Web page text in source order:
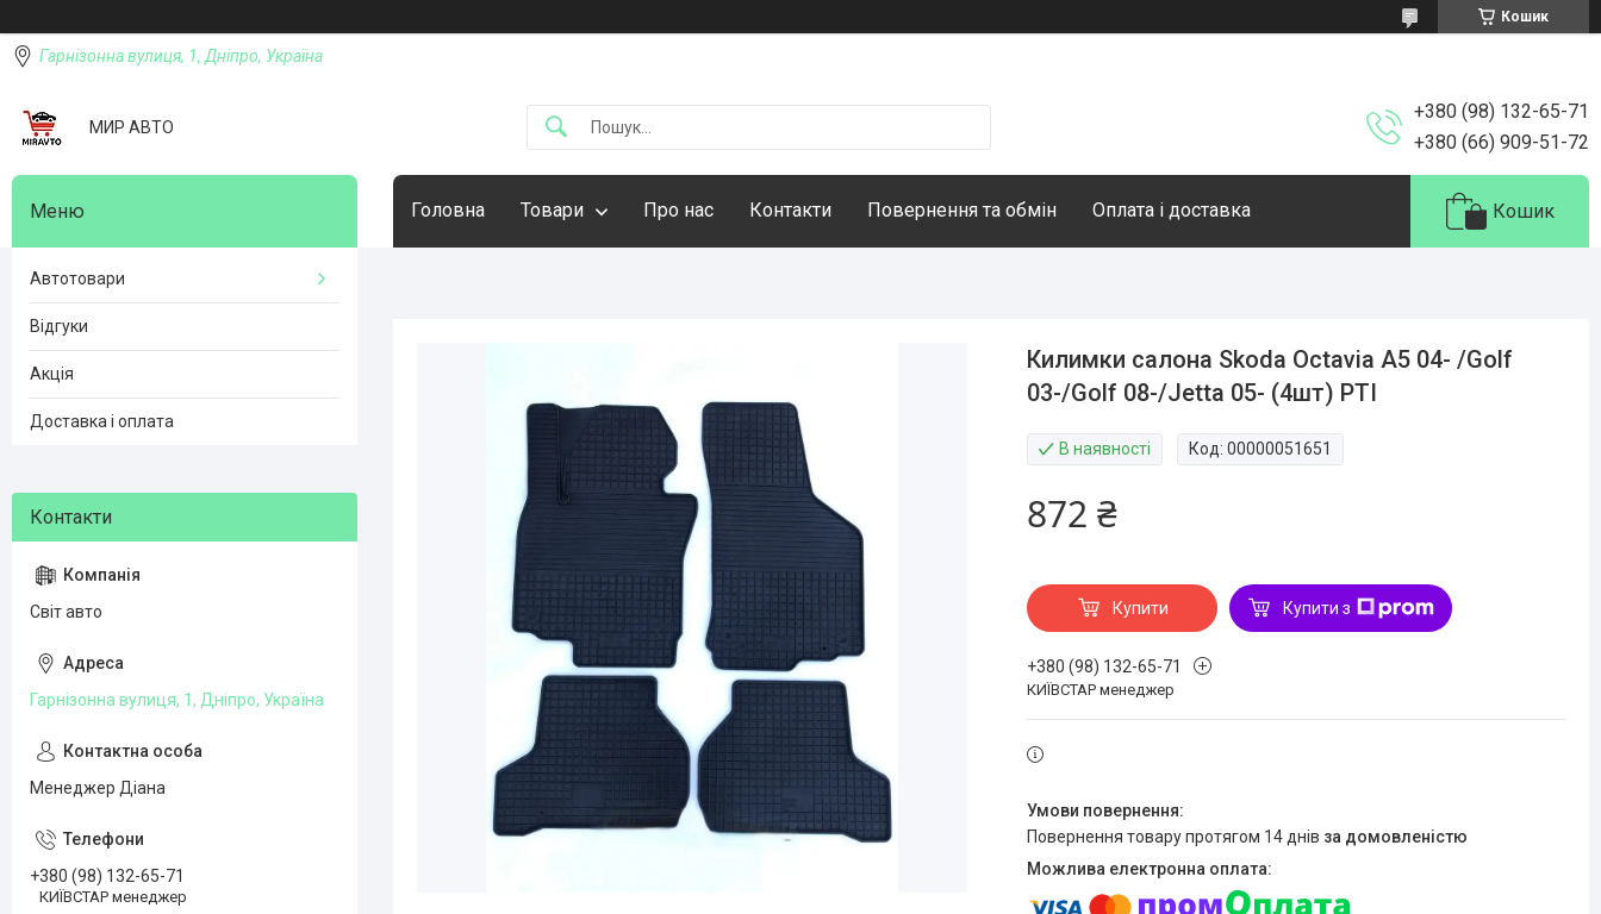
Кошик
Гарнізонна вулиця, 1, Дніпро, Україна
МИР АВТО
+380 (98) 132-65-71
+380 (66) 909-51-72
Головна Товари Про нас Контакти Повернення та обмін Оплата і доставка Кошик
Килимки салона Skoda Octavia A5 04- /Golf
03-/Golf 08-/Jetta 05- (4шт) РТІ
В наявності Код:00000051651
872 ₴
Купити Купити з
+380 (98) 132-65-71
КИЇВСТАР менеджер
повернення товару протягом 14 днів за домовленістю
Автотовари
Відгуки
Акція
Доставка і оплата
Світ авто
Гарнізонна вулиця, 1, Дніпро, Україна
Менеджер Діана
+380 (98) 132-65-71
КИЇВСТАР менеджер